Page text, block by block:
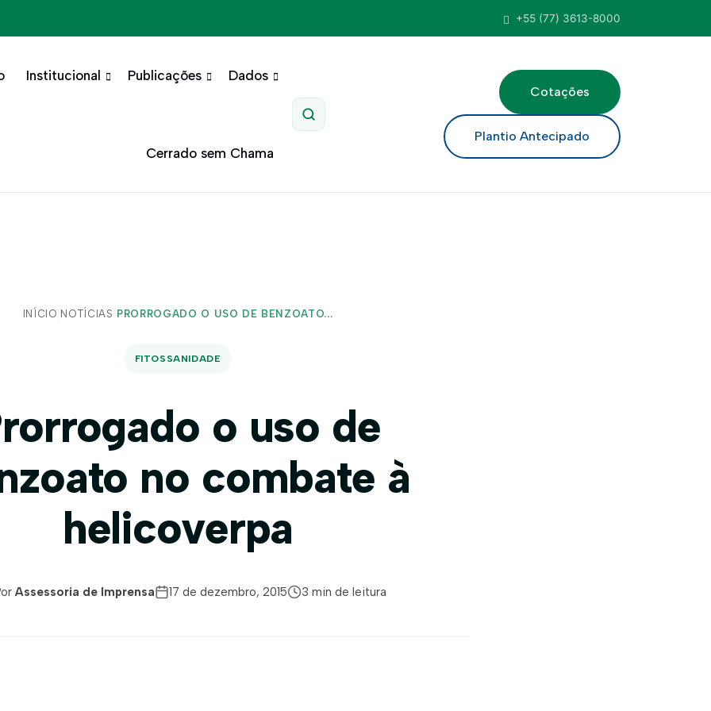
+55 (77) 3613-8000
Institucional Publicações Dados
Cerrado sem Chama
Pesquisar
Cotações
Plantio Antecipado
INÍCIO/ NOTÍCIAS/ PRORROGADO O USO DE BENZOATO...
FITOSSANIDADE
o uso de
no combate à
helicoverpa
Assessoria de Imprensa 17 de dezembro, 2015 3 min de leitura